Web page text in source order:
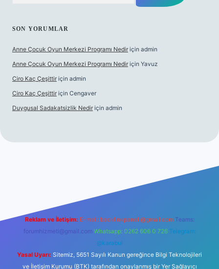
SON YORUMLAR
Anne Çocuk Oyun Merkezi Programı Nedir için admin
Anne Çocuk Oyun Merkezi Programı Nedir için Yavuz
Ciro Kaç Çeşittir için admin
Ciro Kaç Çeşittir için Cengaver
Duygusal Sadakatsizlik Nedir için admin
Reklam ve İletişim: E-mail: backlinkpaneli@gmail.com Teams:
forumhizmeti@gmail.com Whatsapp: 0262 606 0 726 Telegram:
@karabul
Yasal Uyarı: Sitemiz, 5651 Sayılı Kanun gereğince Bilgi Teknolojileri
ve İletişim Kurumu (BTK) tarafından onaylanmış bir Yer Sağlayıcı